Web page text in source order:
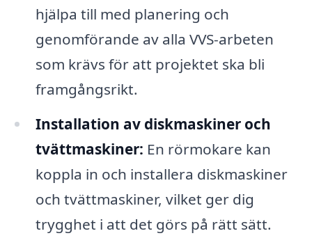
hjälpa till med planering och
genomförande av alla VVS-arbeten
som krävs för att projektet ska bli
framgångsrikt.
Installation av diskmaskiner och
tvättmaskiner: En rörmokare kan
koppla in och installera diskmaskiner
och tvättmaskiner, vilket ger dig
trygghet i att det görs på rätt sätt.